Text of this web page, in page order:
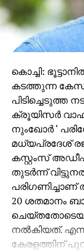
കൊച്ചി:
കടത്തുന്ന
പിടിച്ചെടുത്ത
ക്രൂയിസര്‍
നുംഖോര്‍ ‘
മധ്യപ്രദേശ്
കസ്റ്റംസ്
തുടര്‍ന്ന്
20 ശതമാനം
നല്‍കിയത്.
കേരളത്തിന്